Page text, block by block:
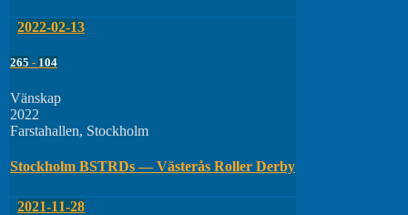
2022-02-13
265 - 104
Vänskap
2022
Farstahallen, Stockholm
Stockholm BSTRDs — Västerås Roller Derby
2021-11-28